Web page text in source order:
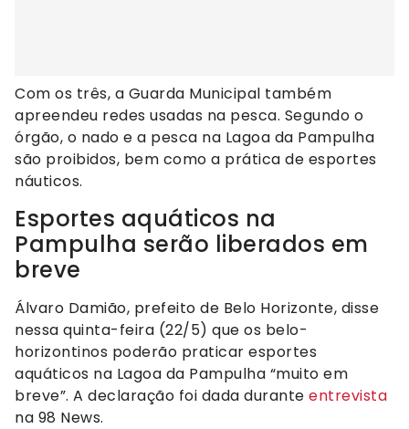
Com os três, a Guarda Municipal também
apreendeu redes usadas na pesca. Segundo o
órgão, o nado e a pesca na Lagoa da Pampulha
são proibidos, bem como a prática de esportes
náuticos.
Esportes aquáticos na
Pampulha serão liberados em
breve
Álvaro Damião, prefeito de Belo Horizonte, disse
nessa quinta-feira (22/5) que os belo-
horizontinos poderão praticar esportes
aquáticos na Lagoa da Pampulha “muito em
breve”. A declaração foi dada durante entrevista
na 98 News.